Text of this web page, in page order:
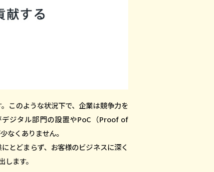
このような状況下で、企業は競争力を
ジタル部門の設置やPoC（Proof of
なくありません。
とどまらず、お客様のビジネスに深く
ます。